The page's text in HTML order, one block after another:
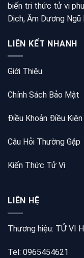
biến tri thức tử vi
Dịch, Âm Dương Ngũ
LIÊN KẾT NHANH
Giới Thiệu
Chính Sách Bảo Mật
Điều Khoản Điều Kiện
Câu Hỏi Thường Gặp
Kiến Thức Tử Vi
LIÊN HỆ
Thương hiệu: TỬ VI
Tel: 0965454621